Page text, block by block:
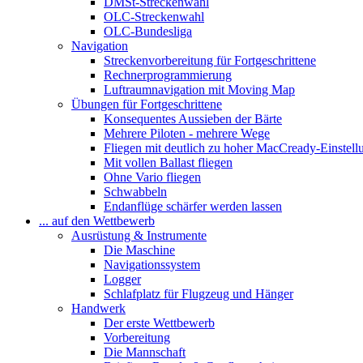
OLC-Streckenwahl
OLC-Bundesliga
Navigation
Streckenvorbereitung für Fortgeschrittene
Rechnerprogrammierung
Luftraumnavigation mit Moving Map
Übungen für Fortgeschrittene
Konsequentes Aussieben der Bärte
Mehrere Piloten - mehrere Wege
Fliegen mit deutlich zu hoher MacCready-
Mit vollen Ballast fliegen
Ohne Vario fliegen
Schwabbeln
Endanflüge schärfer werden lassen
... auf den Wettbewerb
Ausrüstung & Instrumente
Die Maschine
Navigationssystem
Logger
Schlafplatz für Flugzeug und Hänger
Handwerk
Der erste Wettbewerb
Vorbereitung
Die Mannschaft